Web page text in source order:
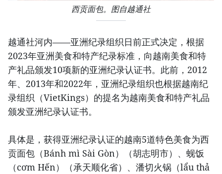
西贡面包。图自越通社
越通社河内——亚洲纪录组织日前正式决定，根据
2023年亚洲美食和特产纪录标准，向越南美食和特
产礼品颁发10项新的亚洲纪录认证书。此前，2012
年、2013年和2022年，亚洲纪录组织也根据越南纪
录组织（VietKings）的提名为越南美食和特产礼品
颁发亚洲纪录认证书。
具体是，获得亚洲纪录认证的越南5道特色美食为西
贡面包（Bánh mì Sài Gòn）（胡志明市）、蚬饭
（cơm Hến）（承天顺化省）、潘切火锅（lẩu thả